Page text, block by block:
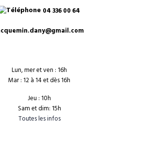
04 336 00 64
Lun, mer et ven : 16h
Mar : 12 à 14 et dès 16h
Jeu : 10h
Sam et dim: 15h
Toutes les infos